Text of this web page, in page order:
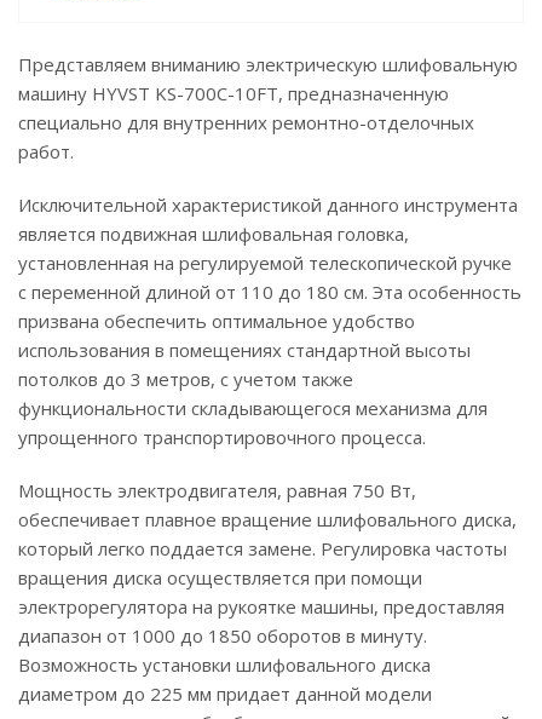
Представляем вниманию электрическую шлифовальную
машину HYVST KS-700C-10FT, предназначенную
специально для внутренних ремонтно-отделочных
работ.
Исключительной характеристикой данного инструмента
является подвижная шлифовальная головка,
установленная на регулируемой телескопической ручке
с переменной длиной от 110 до 180 см. Эта особенность
призвана обеспечить оптимальное удобство
использования в помещениях стандартной высоты
потолков до 3 метров, с учетом также
функциональности складывающегося механизма для
упрощенного транспортировочного процесса.
Мощность электродвигателя, равная 750 Вт,
обеспечивает плавное вращение шлифовального диска,
который легко поддается замене. Регулировка частоты
вращения диска осуществляется при помощи
электрорегулятора на рукоятке машины, предоставляя
диапазон от 1000 до 1850 оборотов в минуту.
Возможность установки шлифовального диска
диаметром до 225 мм придает данной модели